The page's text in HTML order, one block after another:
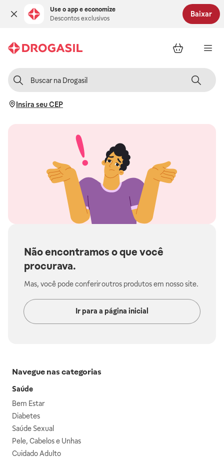
Use o app e economize
Descontos exclusivos
Baixar
Insira seu CEP
Não encontramos o que você
procurava.
Mas, você pode conferir outros produtos em nosso site.
Ir para a página inicial
Navegue nas categorias
Saúde
Bem Estar
Diabetes
Saúde Sexual
Pele, Cabelos e Unhas
Cuidado Adulto